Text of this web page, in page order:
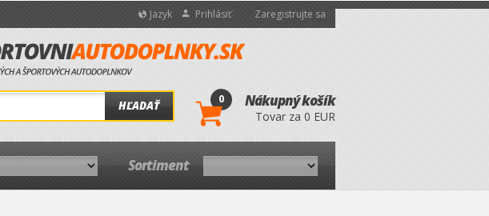
Jazyk Prihlásiť Zaregistrujte sa
HĽADAŤ 0 Nákupný košík
Tovar za 0 EUR
Sortiment